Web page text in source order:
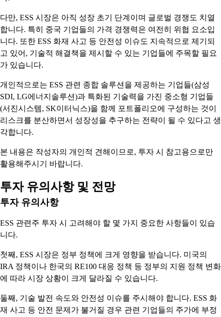
다만, ESS 시장은 아직 성장 초기 단계이며 글로벌 경쟁도 치열
합니다. 특히 중국 기업들의 가격 경쟁력은 여전히 위협 요소입
니다. 또한 ESS 화재 사고 등 안전성 이슈도 지속적으로 제기되
고 있어, 기술적 해결책을 제시할 수 있는 기업들에 주목할 필요
가 있습니다.
개인적으로는 ESS 관련 종합 솔루션을 제공하는 기업들(삼성
SDI, LG에너지솔루션)과 특화된 기술력을 가진 중소형 기업들
(서진시스템, SK이터닉스)을 함께 포트폴리오에 구성하는 것이
리스크를 분산하면서 성장성을 추구하는 전략이 될 수 있다고 생
각합니다.
본 내용은 작성자의 개인적 견해이므로, 투자 시 참고용으로만
활용해주시기 바랍니다.
투자 유의사항 및 전망
투자 유의사항
ESS 관련주 투자 시 고려해야 할 몇 가지 중요한 사항들이 있습
니다.
첫째, ESS 시장은 정부 정책에 크게 영향을 받습니다. 미국의
IRA 정책이나 한국의 RE100 대응 정책 등 정부의 지원 정책 변화
에 따라 시장 상황이 크게 달라질 수 있습니다.
둘째, 기술 발전 속도와 안전성 이슈를 주시해야 합니다. ESS 화
재 사고 등 안전 문제가 불거질 경우 관련 기업들의 주가에 부정